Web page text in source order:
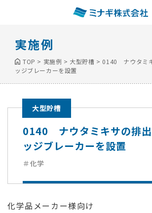
実施例
TOP > 実施例 > 大型貯槽 > 0140 ナウタミ
ッジブレーカーを設置
大型貯槽
0140 ナウタミキサの排出
ッジブレーカーを設置
＃化学
化学品メーカー様向け